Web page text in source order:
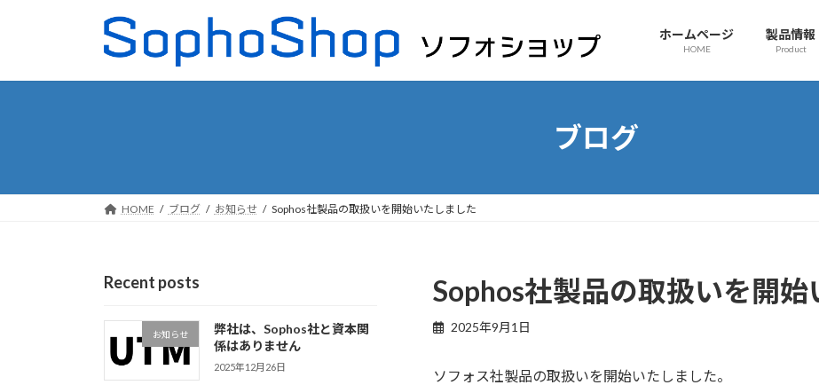
ホームページ
HOME
製品情報
Product
ブログ
HOME ブログ お知らせ Sophos社製品の取扱いを開始いたしました
Sophos社製品の取扱いを開始
2025年9月1日
ソフォス社製品の取扱いを開始いたしました。
Recent posts
お知らせ
弊社は、Sophos社と資本関
係はありません
2025年12月26日